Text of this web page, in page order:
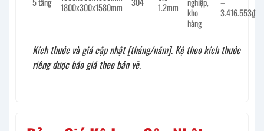
1800x300x1580mm
1.2mm
kho
hàng
3.416.553₫
Kích thước và giá cập nhật [tháng/năm]. Kệ theo kích thước
riêng được báo giá theo bản vẽ.